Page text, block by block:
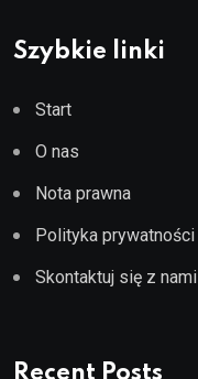
Szybkie linki
Start
O nas
Nota prawna
Polityka prywatności
Skontaktuj się z nami
Recent Posts